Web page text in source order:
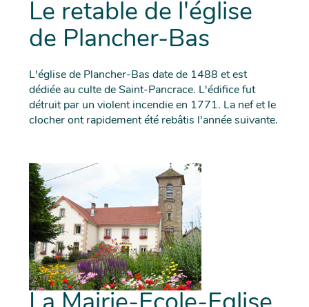
Le retable de l'église
de Plancher-Bas
L'église de Plancher-Bas date de 1488 et est
dédiée au culte de Saint-Pancrace. L'édifice fut
détruit par un violent incendie en 1771. La nef et le
clocher ont rapidement été rebâtis l'année suivante.